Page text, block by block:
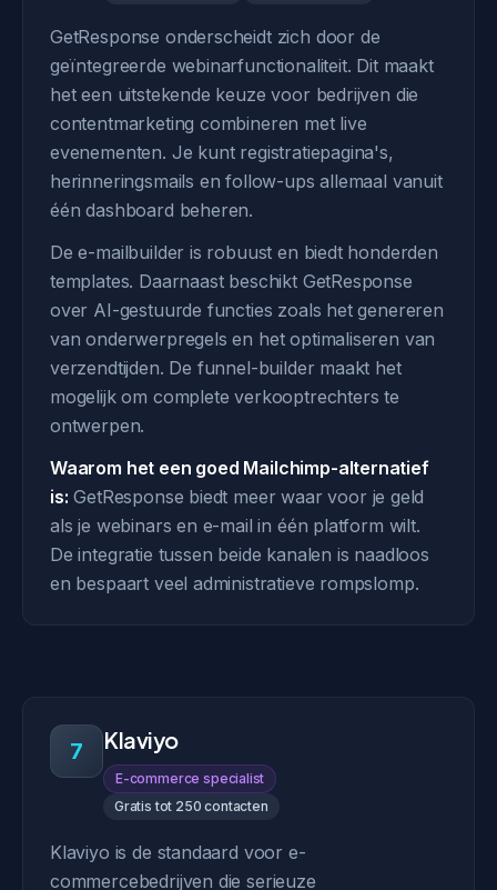
GetResponse onderscheidt zich door de
geïntegreerde webinarfunctionaliteit. Dit maakt
het een uitstekende keuze voor bedrijven die
contentmarketing combineren met live
evenementen. Je kunt registratiepagina's,
herinneringsmails en follow-ups allemaal vanuit
één dashboard beheren.
De e-mailbuilder is robuust en biedt honderden
templates. Daarnaast beschikt GetResponse
over AI-gestuurde functies zoals het genereren
van onderwerpregels en het optimaliseren van
verzendtijden. De funnel-builder maakt het
mogelijk om complete verkooptrechters te
ontwerpen.
Waarom het een goed Mailchimp-alternatief
is: GetResponse biedt meer waar voor je geld
als je webinars en e-mail in één platform wilt.
De integratie tussen beide kanalen is naadloos
en bespaart veel administratieve rompslomp.
7 Klaviyo
E-commerce specialist
Gratis tot 250 contacten
Klaviyo is de standaard voor e-
commercebedrijven die serieuze